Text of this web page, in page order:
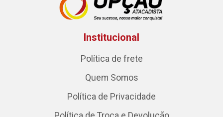
Institucional
Política de frete
Quem Somos
Política de Privacidade